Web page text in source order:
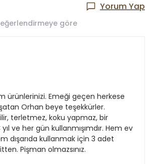
Yorum Yap
göre
ürünlerinizi. Emeği geçen herkese
Orhan beye teşekkürler.
terletmez, koku yapmaz, bir
ve her gün kullanmışımdır. Hem ev
dışarıda kullanmak için 3 adet
Pişman olmazsınız.